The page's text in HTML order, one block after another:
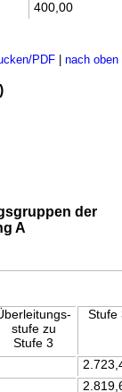
400,00
PDF| nach oben
der
A
stufe zu
Stufe 3
Stufe